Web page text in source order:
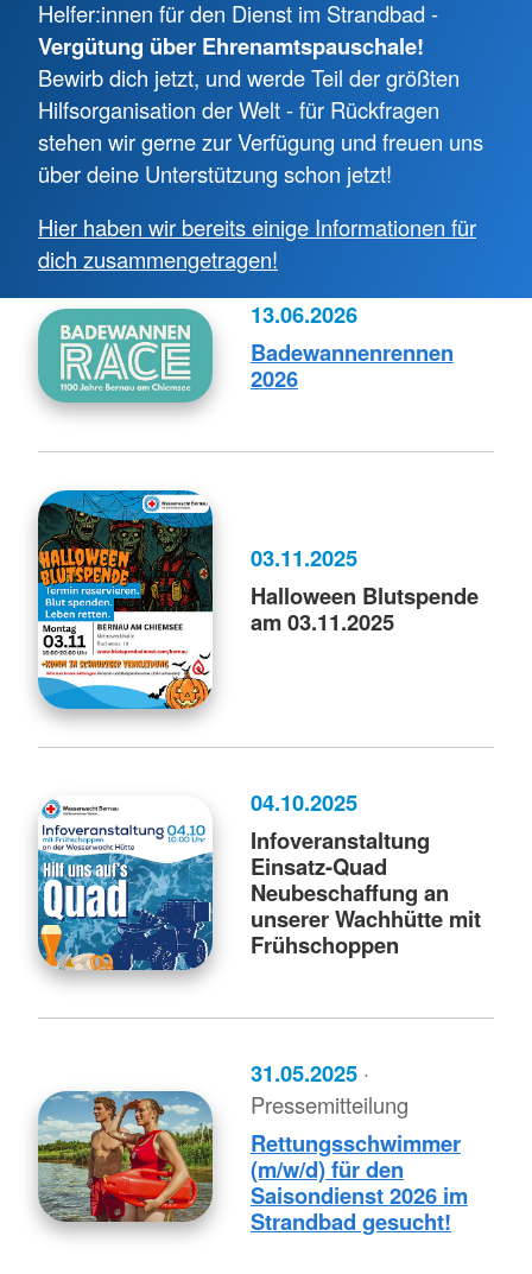
Helfer:innen für den Dienst im Strandbad -
Vergütung über Ehrenamtspauschale!
Bewirb dich jetzt, und werde Teil der größten
Hilfsorganisation der Welt - für Rückfragen
stehen wir gerne zur Verfügung und freuen uns
über deine Unterstützung schon jetzt!
Hier haben wir bereits einige Informationen für
dich zusammengetragen!
13.06.2026
Badewannenrennen
2026
03.11.2025
Halloween Blutspende
am 03.11.2025
04.10.2025
Infoveranstaltung
Einsatz-Quad
Neubeschaffung an
unserer Wachhütte mit
Frühschoppen
31.05.2025 ·
Pressemitteilung
Rettungsschwimmer
(m/w/d) für den
Saisondienst 2026 im
Strandbad gesucht!